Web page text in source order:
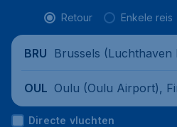
Retour Enkele reis
BRU Brussels (Luchthaven
OUL Oulu (Oulu Airport),
Directe vluchten